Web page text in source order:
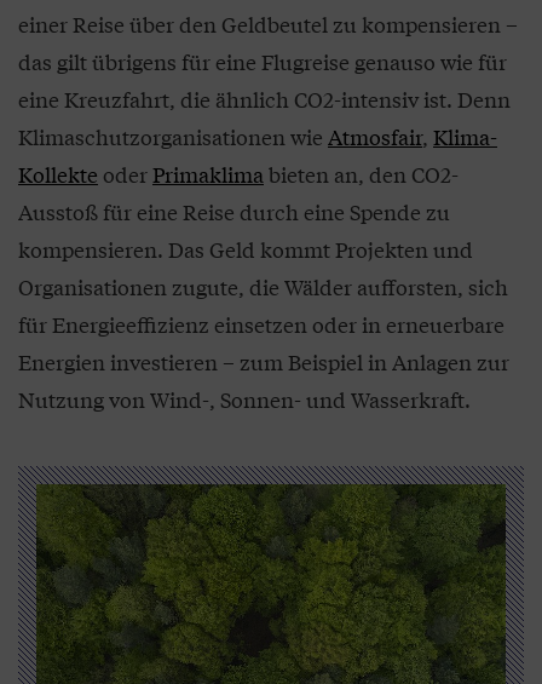
einer Reise über den Geldbeutel zu kompensieren –
das gilt übrigens für eine Flugreise genauso wie für
eine Kreuzfahrt, die ähnlich CO2-intensiv ist. Denn
Klimaschutzorganisationen wie Atmosfair, Klima-
Kollekte oderPrimaklima bieten an, den CO2-
Ausstoß für eine Reise durch eine Spende zu
kompensieren. Das Geld kommt Projekten und
Organisationen zugute, die Wälder aufforsten, sich
für Energieeffizienz einsetzen oder in erneuerbare
Energien investieren – zum Beispiel in Anlagen zur
Nutzung von Wind-, Sonnen- und Wasserkraft.